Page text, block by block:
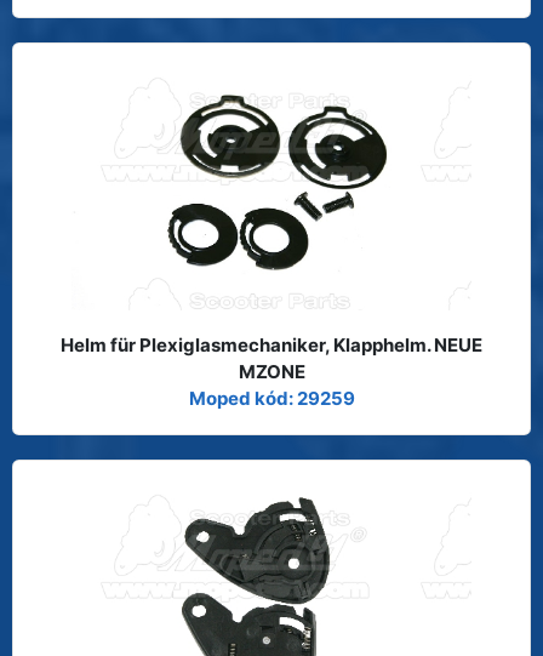
Helm für Plexiglasmechaniker, Klapphelm. NEUE
MZONE
Moped kód: 29259